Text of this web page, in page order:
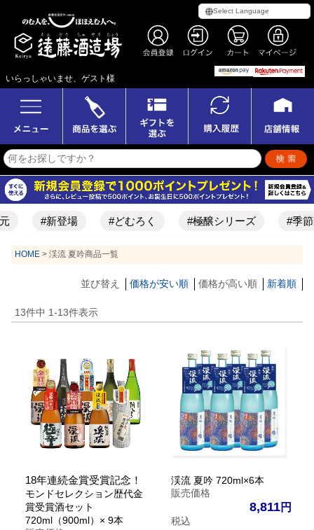
いらっしゃいませ、ゲスト様
#新登場 #どむろく #極醸シリーズ #季節
HOME 渓流 夏吟商品一覧
並び替え 価格が安い順 価格が高い順 新着順
13件中 1-13件表示
18年連続金賞受賞記念！
モンドセレクション歴代金
賞受賞酒セット
720ml（900ml）× 9本
渓流 夏吟 720ml×6本
販売価格
8,811
税込